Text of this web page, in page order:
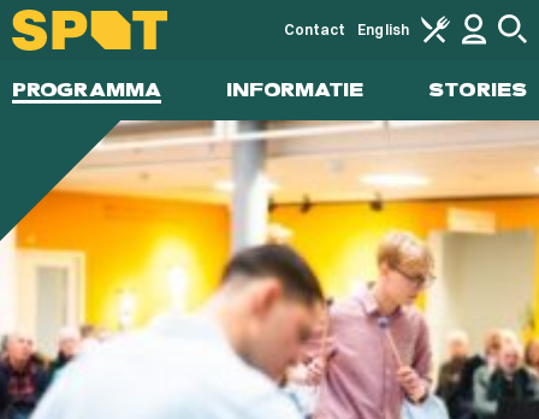
PROGRAMMA INFORMATIE STORIES
Contact English